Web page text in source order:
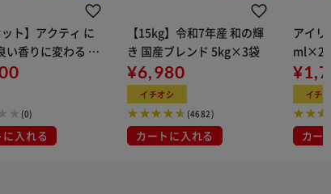
ット】アクティ に
い香りに変わる お
72枚×2個パック
(0)
に入れる
【15kg】令和7年産 和の輝
き 国産ブレンド 5kg×3袋
¥6,980
イチオシ
(4682)
カートに入れる
アイリ
ml×24
用
イチ
カー